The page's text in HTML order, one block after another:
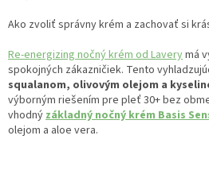
Ako zvoliť správny krém a zachovať si
Re-energizing nočný krém od Laverymá
spokojných zákazničiek. Tento
squalanom, olivovým olejom a
výborným riešením pre pleť 30+ bez
vhodnýzákladný nočný krém Basis
olejom a aloe vera.